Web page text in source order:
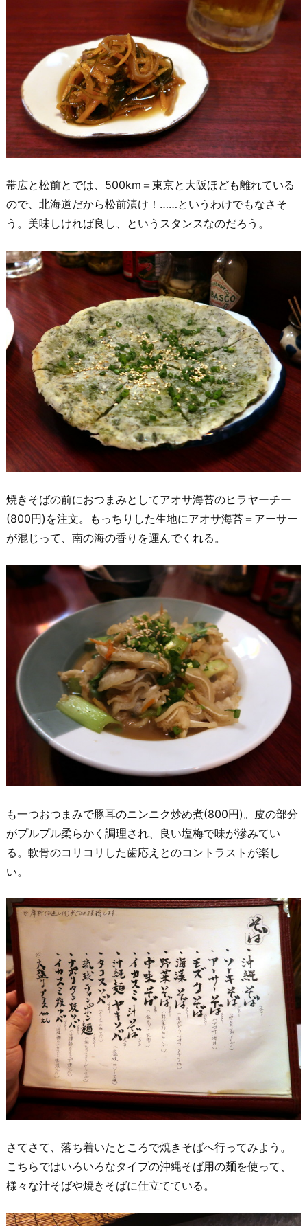
帯広と松前とでは、500km＝東京と大阪ほども離れている
ので、北海道だから松前漬け！……というわけでもなさそ
う。美味しければ良し、というスタンスなのだろう。
焼きそばの前におつまみとしてアオサ海苔のヒラヤーチー
(800円)を注文。もっちりした生地にアオサ海苔＝アーサー
が混じって、南の海の香りを運んでくれる。
も一つおつまみで豚耳のニンニク炒め煮(800円)。皮の部分
がプルプル柔らかく調理され、良い塩梅で味が滲みてい
る。軟骨のコリコリした歯応えとのコントラストが楽し
い。
さてさて、落ち着いたところで焼きそばへ行ってみよう。
こちらではいろいろなタイプの沖縄そば用の麺を使って、
様々な汁そばや焼きそばに仕立てている。